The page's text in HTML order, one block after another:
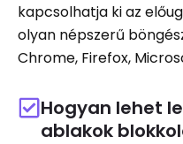
kapcsolhatja ki az
olyan népszerű
Chrome, Firefox,
Hogyan lehet
ablakok